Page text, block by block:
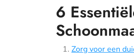
6
Zorg voor een